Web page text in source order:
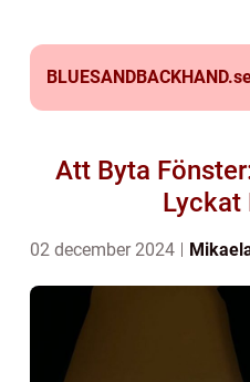
BLUESANDBACKHAND.
Att Byta
Lyckat
02 december 2024